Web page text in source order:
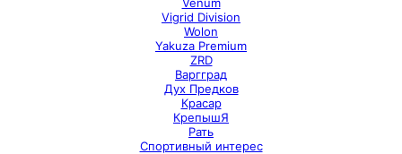
Vigrid Division
Wolon
Yakuza Premium
ZRD
Варгград
Дух Предков
Красар
КрепышЯ
Рать
Спортивный интерес